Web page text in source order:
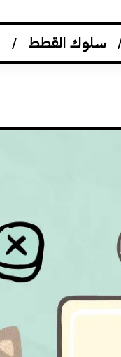
سلوك القطط